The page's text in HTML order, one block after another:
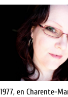
1977, en Charente-